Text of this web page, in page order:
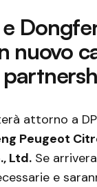
nuovo
attorno a
Peugeot
Ltd. Se
e